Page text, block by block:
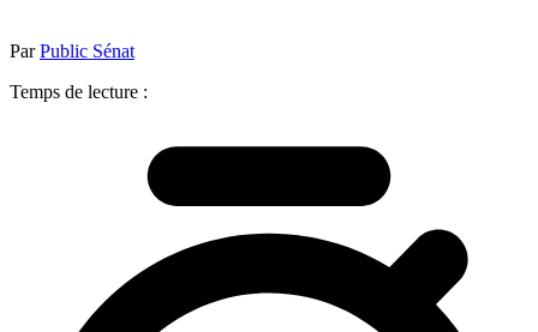
ParPublic Sénat
Temps de lecture :